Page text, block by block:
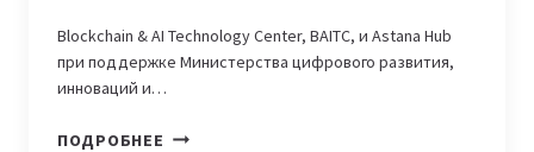
Blockchain & AI Technology Center, BAITC, и Astana Hub
при поддержке Министерства цифрового развития,
инноваций и…
ПОДРОБНЕЕ НАСЕЛЕНИЕ